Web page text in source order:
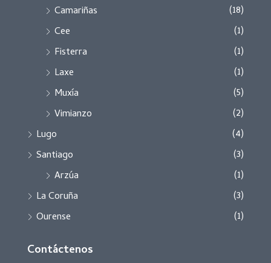
Camariñas
(18)
Cee
(1)
Fisterra
(1)
Laxe
(1)
Muxía
(5)
Vimianzo
(2)
Lugo
(4)
Santiago
(3)
Arzúa
(1)
La Coruña
(3)
Ourense
(1)
Contáctenos